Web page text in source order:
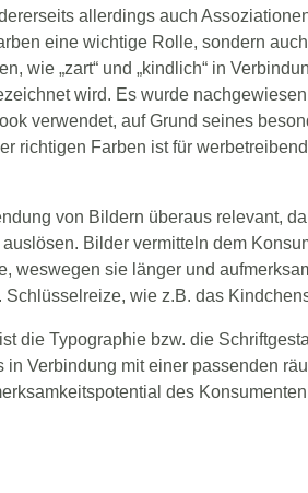
allerdings auch Assoziationen
eine wichtige Rolle, sondern
wie „zart“ und „kindlich“ in
wird. Es wurde
verwendet, auf Grund seines
richtigen Farben ist für
von Bildern überaus relevant,
Bilder vermitteln dem
weswegen sie länger und
wie z.B. das
die Typographie bzw. die
Verbindung mit einer passenden
des